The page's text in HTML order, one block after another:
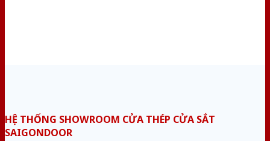
HỆ THỐNG SHOWROOM CỬA THÉP CỬA SẮT
SAIGONDOOR